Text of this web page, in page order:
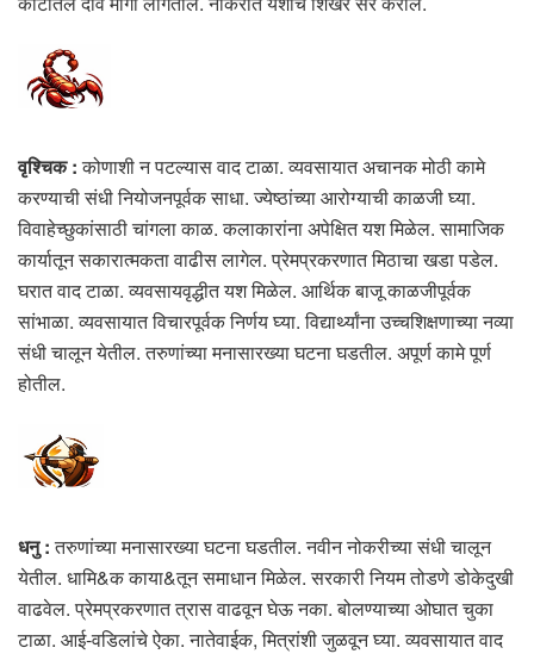
वृश्चिक :कोणाशी न पटल्यास वाद टाळा. व्यवसायात अचानक मोठी कामे
करण्याची संधी नियोजनपूर्वक साधा. ज्येष्ठांच्या आरोग्याची काळजी घ्या.
विवाहेच्छुकांसाठी चांगला काळ. कलाकारांना अपेक्षित यश मिळेल. सामाजिक
कार्यातून सकारात्मकता वाढीस लागेल. प्रेमप्रकरणात मिठाचा खडा पडेल.
घरात वाद टाळा. व्यवसायवृद्धीत यश मिळेल. आर्थिक बाजू काळजीपूर्वक
सांभाळा. व्यवसायात विचारपूर्वक निर्णय घ्या. विद्यार्थ्यांना उच्चशिक्षणाच्या नव्या
संधी चालून येतील. तरुणांच्या मनासारख्या घटना घडतील. अपूर्ण कामे पूर्ण
होतील.
धनु :तरुणांच्या मनासारख्या घटना घडतील. नवीन नोकरीच्या संधी चालून
येतील. धामि&क काया&तून समाधान मिळेल. सरकारी नियम तोडणे डोकेदुखी
वाढवेल. प्रेमप्रकरणात त्रास वाढवून घेऊ नका. बोलण्याच्या ओघात चुका
टाळा. आई-वडिलांचे ऐका. नातेवाईक, मित्रांशी जुळवून घ्या. व्यवसायात वाद